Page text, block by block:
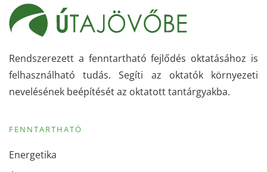
Rendszerezett a fenntartható fejlődés oktatásához is
felhasználható tudás. Segíti az oktatók környezeti
nevelésének beépítését az oktatott tantárgyakba.
FENNTARTHATÓ
Energetika